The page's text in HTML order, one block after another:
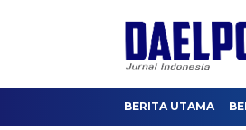
BERITA UTAMA